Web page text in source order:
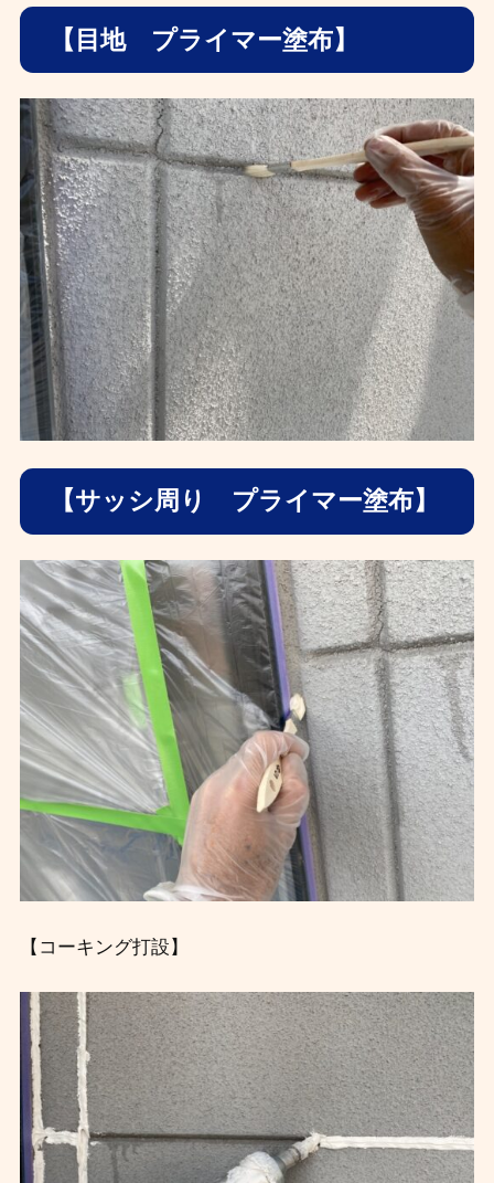
【目地 プライマー塗布】
【サッシ周り プライマー塗布】
【コーキング打設】